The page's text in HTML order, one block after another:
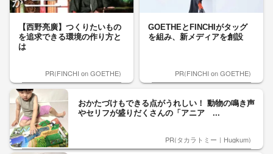
【西野亮廣】つくりたいもの
を追求できる環境の作り方と
は
PR(FINCHI on GOETHE)
GOETHEとFINCHIがタッグ
を組み、新メディアを創設
PR(FINCHI on GOETHE)
おかたづけもできる点がうれしい！ 動物の鳴き声
やセリフが盛りだくさんの「アニア ...
PR(タカラトミー｜Hugkum)